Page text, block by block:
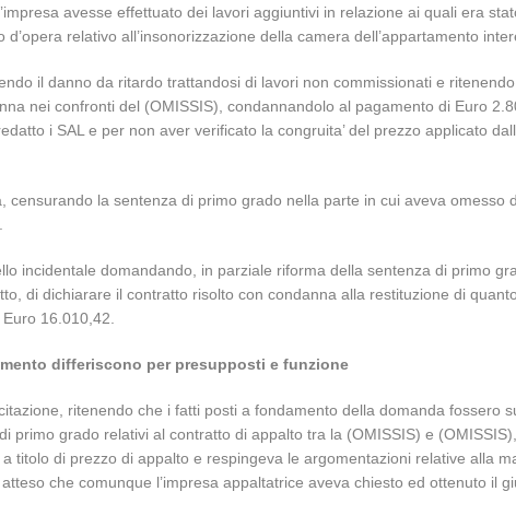
avesse effettuato dei lavori aggiuntivi in relazione ai quali era
relativo all’insonorizzazione della camera dell’appartamento
il danno da ritardo trattandosi di lavori non commissionati e
nei confronti del (OMISSIS), condannandolo al pagamento di Euro
i SAL e per non aver verificato la congruita’ del prezzo applicato
la sentenza di primo grado nella parte in cui aveva omesso
incidentale domandando, in parziale riforma della sentenza di primo
di dichiarare il contratto risolto con condanna alla restituzione di
16.010,42.
differiscono per presupposti e funzione
ritenendo che i fatti posti a fondamento della domanda fossero
grado relativi al contratto di appalto tra la (OMISSIS) e
titolo di prezzo di appalto e respingeva le argomentazioni relative alla
che comunque l’impresa appaltatrice aveva chiesto ed ottenuto il